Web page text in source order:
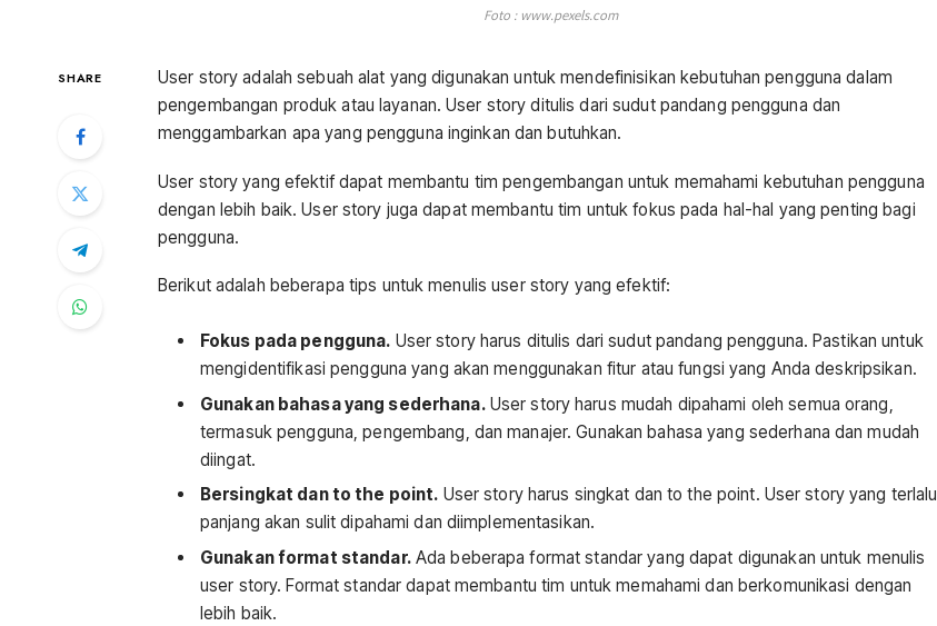
Foto : www.pexels.com
SHARE
User story adalah sebuah alat yang digunakan untuk mendefinisikan kebutuhan pengguna dalam
pengembangan produk atau layanan. User story ditulis dari sudut pandang pengguna dan
menggambarkan apa yang pengguna inginkan dan butuhkan.
User story yang efektif dapat membantu tim pengembangan untuk memahami kebutuhan pengguna
dengan lebih baik. User story juga dapat membantu tim untuk fokus pada hal-hal yang penting bagi
pengguna.
Berikut adalah beberapa tips untuk menulis user story yang efektif:
Fokus pada pengguna. User story harus ditulis dari sudut pandang pengguna. Pastikan untuk
mengidentifikasi pengguna yang akan menggunakan fitur atau fungsi yang Anda deskripsikan.
Gunakan bahasa yang sederhana.User story harus mudah dipahami oleh semua orang,
termasuk pengguna, pengembang, dan manajer. Gunakan bahasa yang sederhana dan mudah
diingat.
Bersingkat dan to the point. User story harus singkat dan to the point. User story yang terlalu
panjang akan sulit dipahami dan diimplementasikan.
Gunakan format standar.Ada beberapa format standar yang dapat digunakan untuk menulis
user story. Format standar dapat membantu tim untuk memahami dan berkomunikasi dengan
lebih baik.